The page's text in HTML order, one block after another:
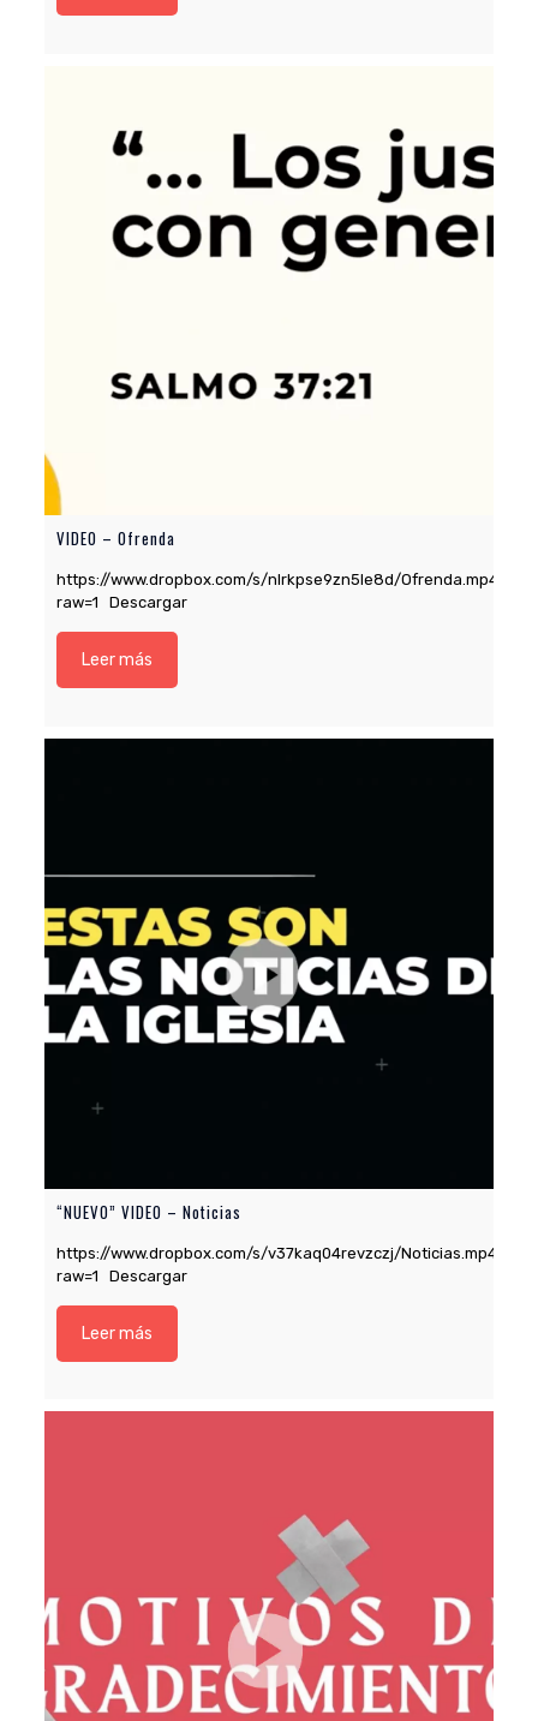
VIDEO – Ofrenda
https://www.dropbox.com/s/nlrkpse9zn5le8d/Ofrenda.mp4?
raw=1 Descargar
Leer más
“NUEVO” VIDEO – Noticias
https://www.dropbox.com/s/v37kaq04revzczj/Noticias.mp4?
raw=1 Descargar
Leer más